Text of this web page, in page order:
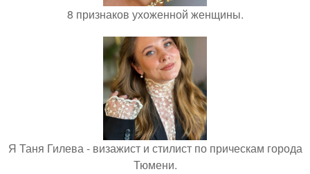
8 признаков ухоженной женщины.
Я Таня Гилева - визажист и стилист по прическам города
Тюмени.